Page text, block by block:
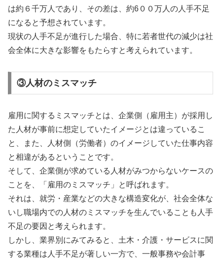
は約６千万人であり、その差は、約6００万人の人手不足
になると予想されています。
現状の人手不足が進行した場合、特に若者世代の減少は社
会全体に大きな影響をもたらすと考えられています。
③人材のミスマッチ
雇用に関するミスマッチとは、企業側（雇用主）が採用し
た人材が事前に想定していたイメージとは違っているこ
と、また、人材側（労働者）のイメージしていた仕事内容
と相違があるということです。
そして、企業側が求めている人材がみつからないケースの
ことを、「雇用のミスマッチ」と呼ばれます。
それは、就労・産業などの大きな構造変化が、社会全体な
いし職場内での人材のミスマッチを生んでいることも人手
不足の要因と考えられます。
しかし、業界別にみてみると、土木・介護・サービスに関
する業種は人手不足が著しい一方で、一般事務や会計事